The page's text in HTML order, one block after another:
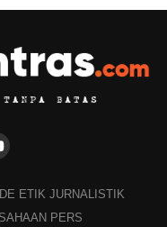
ETIK JURNALISTIK
PERS